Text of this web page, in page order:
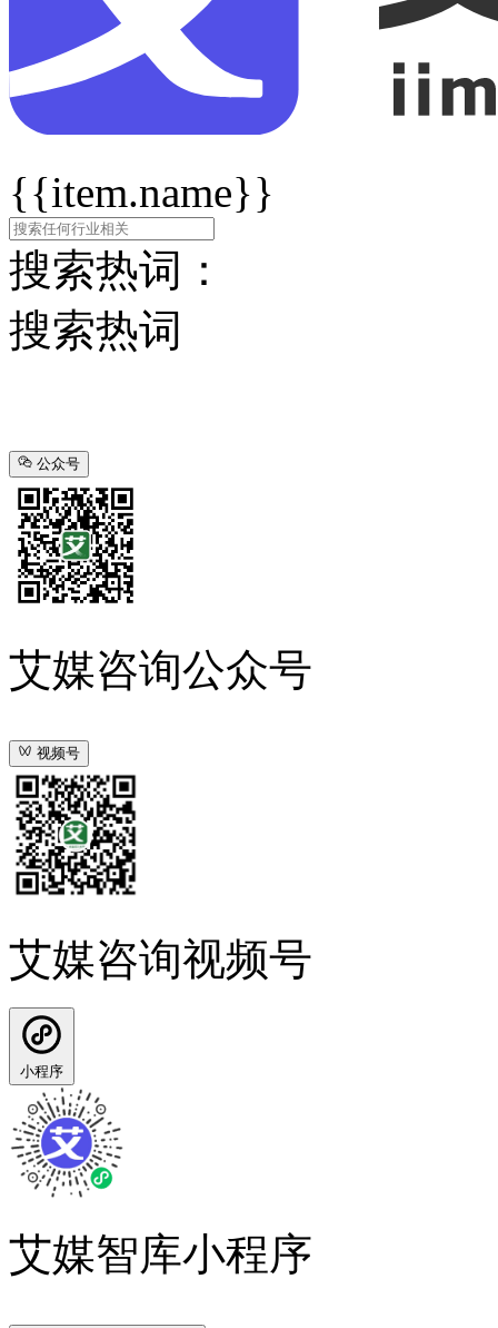
{{item.name}}
搜索热词：
搜索热词
公众号
艾媒咨询公众号
视频号
艾媒咨询视频号
小程序
艾媒智库小程序